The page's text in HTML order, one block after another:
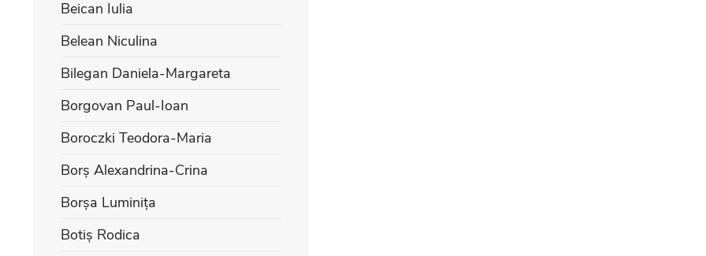
Beican Iulia
Belean Niculina
Bilegan Daniela-Margareta
Borgovan Paul-Ioan
Boroczki Teodora-Maria
Borș Alexandrina-Crina
Borșa Luminița
Botiș Rodica